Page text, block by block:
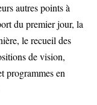
autres points à
du premier jour, la
le recueil des
de vision,
programmes en